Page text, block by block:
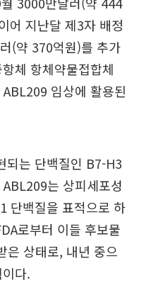
어 지난달 제3자 배정
(약 370억원)를 추가
체 항체약물접합체
임상에 활용된
되는 단백질인 B7-H3
는 상피세포성
단백질을 표적으로 하
로부터 이들 후보물
은 상태로, 내년 중으
다.